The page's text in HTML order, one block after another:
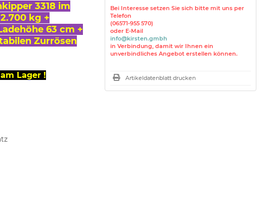
3318 im
kg +
63 cm +
Zurrösen
Lager !
Bei Interesse setzen Sie sich bitte mit uns per
Telefon
(06571-955 570)
oder E-Mail
info@kirsten.gmbh
in Verbindung, damit wir Ihnen ein
unverbindliches Angebot erstellen können.
Artikeldatenblatt drucken